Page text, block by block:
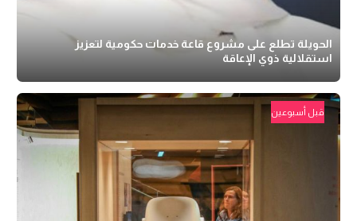
الحويلة تطلع على مشروع قاعة خدمات حكومية لتعزيز
استقلالية ذوي الإعاقة
قبل أسبوعين